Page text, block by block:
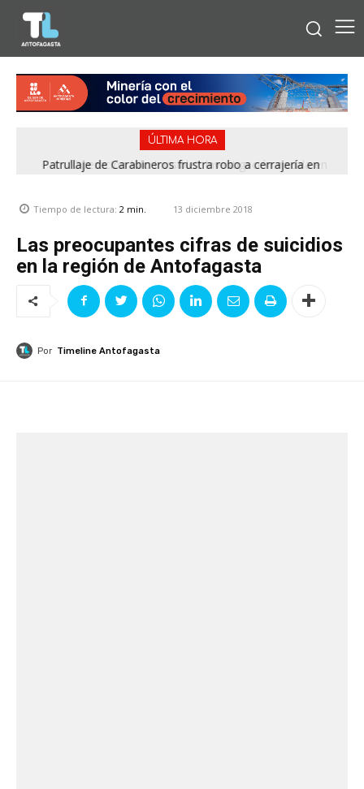
ÚLTIMA HORA
“Operación Hilo Invisible”: Investigación nacida en
Tiempo de lectura: 2 min. 13 diciembre 2018
Las preocupantes cifras de suicidios
en la región de Antofagasta
Por Timeline Antofagasta